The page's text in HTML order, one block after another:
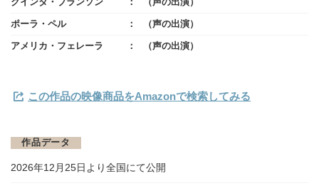
ポーラ・ペル （声の出演）
アメリカ・フェレーラ （声の出演）
この作品の映像商品をAmazonで検索してみる
作品データ
2026年12月25日より全国にて公開